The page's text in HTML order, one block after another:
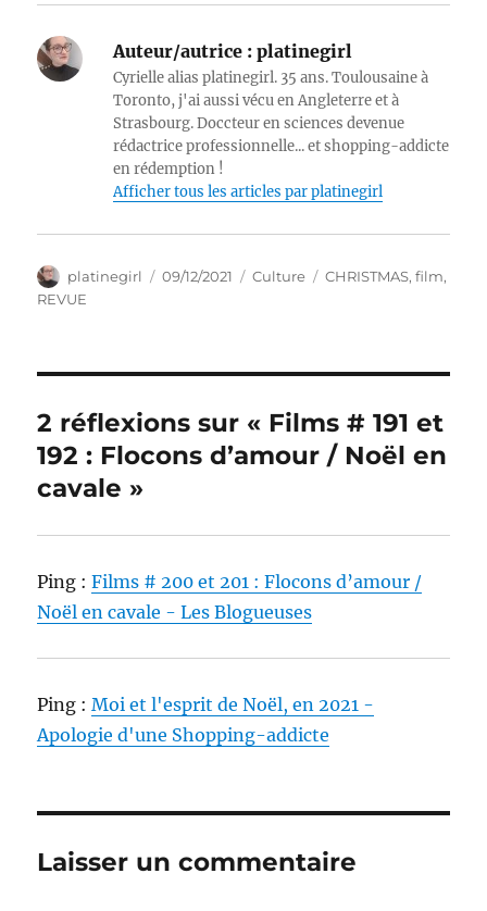
Auteur/autrice : platinegirl
Cyrielle alias platinegirl. 35 ans. Toulousaine à
Toronto, j'ai aussi vécu en Angleterre et à
Strasbourg. Doccteur en sciences devenue
rédactrice professionnelle... et shopping-addicte
en rédemption !
Afficher tous les articles par platinegirl
Auteur
platinegirl
Publié
09/12/2021 Catégories
Culture Étiquettes
CHRISTMAS,film,
REVUE
2 réflexions sur « Films # 191 et
192 : Flocons d’amour / Noël en
cavale »
Ping :Films # 200 et 201 : Flocons d’amour /
Noël en cavale - Les Blogueuses
Ping :Moi et l'esprit de Noël, en 2021 -
Apologie d'une Shopping-addicte
Laisser un commentaire